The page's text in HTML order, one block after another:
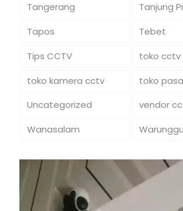
Tangerang
Tanjung
Tapos
Tebet
Tips CCTV
toko cctv
toko kamera cctv
toko
Uncategorized
vendor
Wanasalam